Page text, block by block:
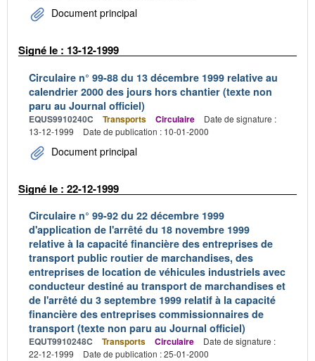
Document principal
Signé le : 13-12-1999
Circulaire n° 99-88 du 13 décembre 1999 relative au
calendrier 2000 des jours hors chantier (texte non
paru au Journal officiel)
EQUS9910240C Transports Circulaire
Date de signature :
13-12-1999
Date de publication : 10-01-2000
Document principal
Signé le : 22-12-1999
Circulaire n° 99-92 du 22 décembre 1999
d'application de l'arrêté du 18 novembre 1999
relative à la capacité financière des entreprises de
transport public routier de marchandises, des
entreprises de location de véhicules industriels avec
conducteur destiné au transport de marchandises et
de l'arrêté du 3 septembre 1999 relatif à la capacité
financière des entreprises commissionnaires de
transport (texte non paru au Journal officiel)
EQUT9910248C Transports Circulaire
Date de signature :
22-12-1999
Date de publication : 25-01-2000